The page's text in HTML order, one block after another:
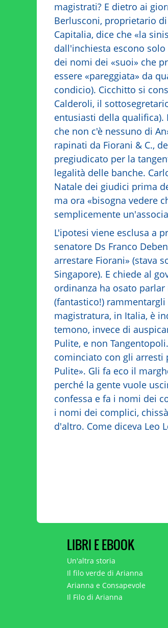
magistrati? E dietro ai
Berlusconi, proprietario
Capitalia, dice che «la
dall'inchiesta escono
dei nomi dei «suoi» che
essere «pareggiata» da
condicio). Cicchitto si
Calderoli, il
entusiasti della qualifica).
che non c'è nessuno di
rapinati da Fiorani & C.,
pregiudicato per la
legalità delle banche.
Natale dei giudici prima
ma ora «bisogna vedere
semplicemente
L'ipotesi viene esclusa a
senatore Ds Franco
arrestare Fiorani» (stava
Singapore). E chiede al
ordinanza ha osato parlar
(fantastico!)
magistratura, in Italia, è
temono, invece di
Pulite, e non
cominciato con gli arresti
Pulite». Gli fa eco il
perché la gente vuole
confessa e fa i nomi dei
i nomi dei complici,
d'altro. Come diceva Leo
LIBRI E EBOOK
Un'altra storia
Il filo verde di Arianna
Arianna e Consapevole
Il Filo di Arianna